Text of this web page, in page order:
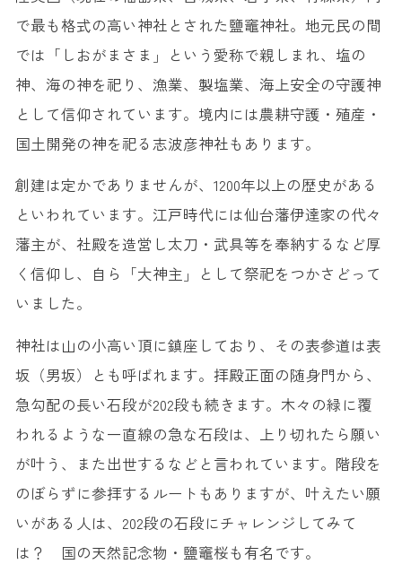
で最も格式の高い神社とされた鹽竈神社。地元民の間
では「しおがまさま」という愛称で親しまれ、塩の
神、海の神を祀り、漁業、製塩業、海上安全の守護神
として信仰されています。境内には農耕守護・殖産・
国土開発の神を祀る志波彦神社もあります。
創建は定かでありませんが、1200年以上の歴史がある
といわれています。江戸時代には仙台藩伊達家の代々
藩主が、社殿を造営し太刀・武具等を奉納するなど厚
く信仰し、自ら「大神主」として祭祀をつかさどって
いました。
神社は山の小高い頂に鎮座しており、その表参道は表
坂（男坂）とも呼ばれます。拝殿正面の随身門から、
急勾配の長い石段が202段も続きます。木々の緑に覆
われるような一直線の急な石段は、上り切れたら願い
が叶う、また出世するなどと言われています。階段を
のぼらずに参拝するルートもありますが、叶えたい願
いがある人は、202段の石段にチャレンジしてみて
は？ 国の天然記念物・鹽竈桜も有名です。